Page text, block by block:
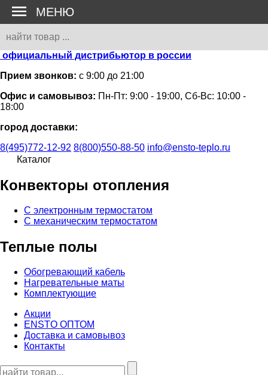
официальный дистрибьютор в россии
Прием звонков: с 9:00 до 21:00
Офис и самовывоз: Пн-Пт: 9:00 - 19:00, Сб-Вс: 10:00 -
18:00
город доставки:
8(495)772-12-92 8(800)550-88-50 info@ensto-teplo.ru
Каталог
Конвекторы отопления
С электронным термостатом
С механическим термостатом
Теплые полы
Обогревающий кабель
Нагревательные маты
Комплектующие
Акции
ENSTO ОПТОМ
Доставка и самовывоз
Контакты
МЕНЮ